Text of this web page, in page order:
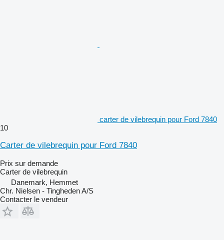
carter de vilebrequin pour Ford 7840
10
Carter de vilebrequin pour Ford 7840
Prix sur demande
Carter de vilebrequin
Danemark, Hemmet
Chr. Nielsen - Tingheden A/S
Contacter le vendeur